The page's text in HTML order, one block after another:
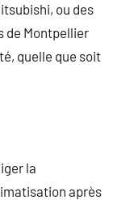
ou des
de Montpellier
quelle que soit
la
après